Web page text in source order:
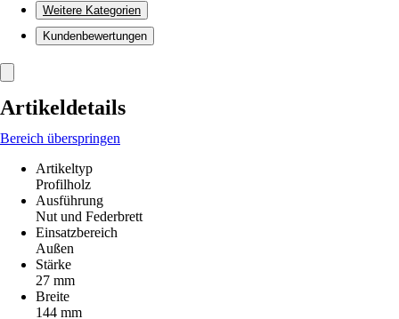
Weitere Kategorien
Kundenbewertungen
Artikeldetails
Bereich überspringen
Artikeltyp
Profilholz
Ausführung
Nut und Federbrett
Einsatzbereich
Außen
Stärke
27 mm
Breite
144 mm